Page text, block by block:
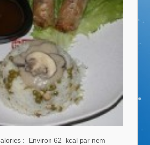
: Environ 62 kcal par nem